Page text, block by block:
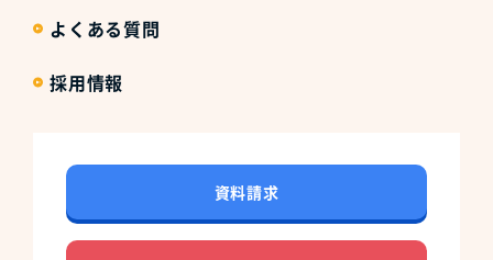
よくある質問
採用情報
資料請求